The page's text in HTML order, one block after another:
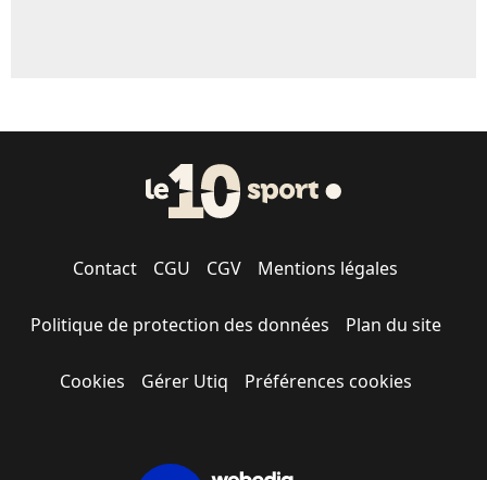
Contact CGU CGV Mentions légales
Politique de protection des données Plan du site
Cookies Gérer Utiq Préférences cookies